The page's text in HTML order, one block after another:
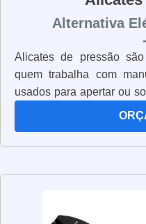
Alternativa
Alicates de pressão
quem trabalha com
usados para apertar ou
tipos de conexões. Os
Eles são leves,
são fabricados com
pressão são ideais